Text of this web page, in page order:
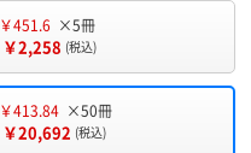
￥451.6 ×5冊
￥2,258 (税込)
￥413.84 ×50冊
￥20,692 (税込)